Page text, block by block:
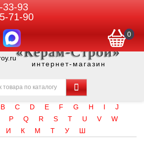
33-93
71-90
0
«Керам-Строй»
интернет-магазин
B C D E F G H I
J
P Q R S T U V
W
И К М Т У Ш